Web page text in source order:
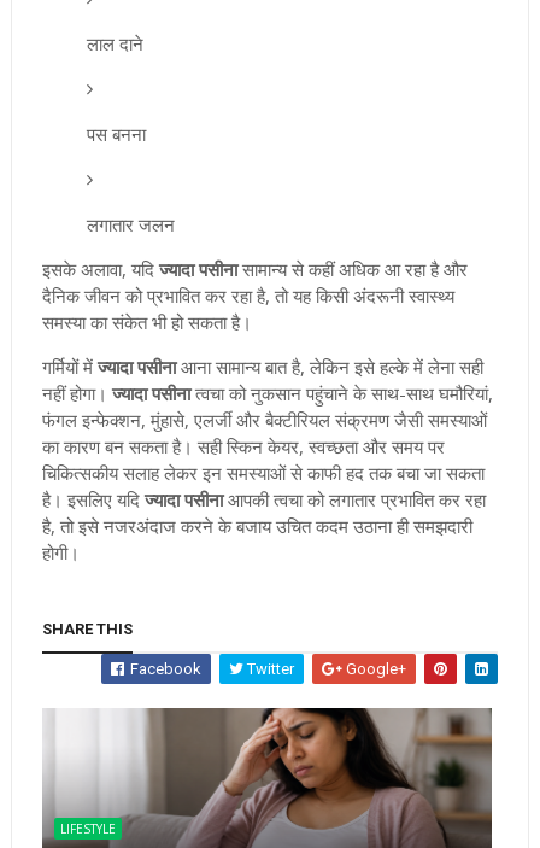
लाल दाने
पस बनना
लगातार जलन
इसके अलावा, यदि ज्यादा पसीनासामान्य से कहीं अधिक आ रहा है और
दैनिक जीवन को प्रभावित कर रहा है, तो यह किसी अंदरूनी स्वास्थ्य
समस्या का संकेत भी हो सकता है।
गर्मियों में ज्यादा पसीनाआना सामान्य बात है, लेकिन इसे हल्के में लेना सही
नहीं होगा। ज्यादा पसीनात्वचा को नुकसान पहुंचाने के साथ-साथ घमौरियां,
फंगल इन्फेक्शन, मुंहासे, एलर्जी और बैक्टीरियल संक्रमण जैसी समस्याओं
का कारण बन सकता है। सही स्किन केयर, स्वच्छता और समय पर
चिकित्सकीय सलाह लेकर इन समस्याओं से काफी हद तक बचा जा सकता
है। इसलिए यदि ज्यादा पसीनाआपकी त्वचा को लगातार प्रभावित कर रहा
है, तो इसे नजरअंदाज करने के बजाय उचित कदम उठाना ही समझदारी
होगी।
SHARE THIS
Facebook Twitter Google+
LIFESTYLE